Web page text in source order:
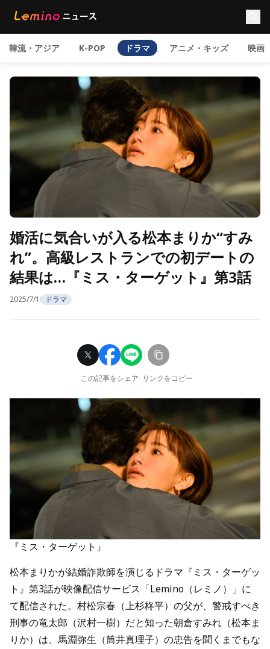
韓流・アジア K-POP ドラマ アニメ・キッズ 映画
婚活に気合いが入る松本まりか“すみ
れ”。高級レストランでの初デートの
結果は…『ミス・ターゲット』第3話
2025/7/1 ドラマ
この記事をシェア リンクをコピー
『ミス・ターゲット』
松本まりかが結婚詐欺師を演じるドラマ『ミス・ターゲッ
ト』第3話が映像配信サービス「Lemino（レミノ）」に
て配信された。村松宗春（上杉柊平）の父が、警戒すべき
刑事の竜太郎（沢村一樹）だと知った朝倉すみれ（松本ま
りか）は、馬淵弥生（筒井真理子）の忠告を聞くまでもな